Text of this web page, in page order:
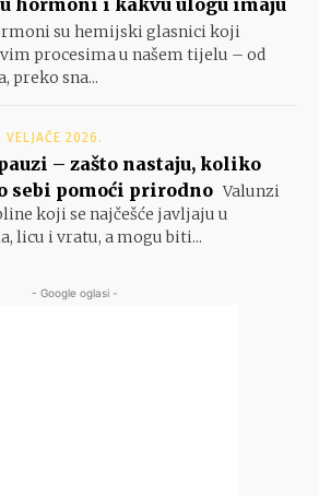
hormoni i kakvu ulogu imaju
su hemijski glasnici koji
procesima u našem tijelu – od
preko sna...
VELJAČE 2026.
– zašto nastaju, koliko
sebi pomoći prirodno Valunzi
koji se najčešće javljaju u
licu i vratu, a mogu biti...
- Google oglasi -